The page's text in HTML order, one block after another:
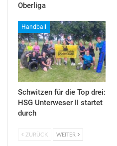
Oberliga
Handball
Schwitzen für die Top drei:
HSG Unterweser II startet
durch
ZURÜCK WEITER